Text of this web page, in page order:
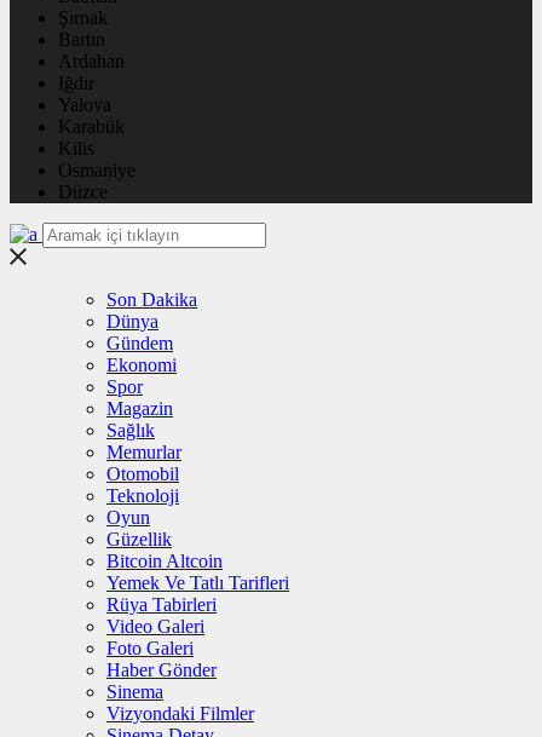
Şırnak
Bartın
Ardahan
Iğdır
Yalova
Karabük
Kilis
Osmaniye
Düzce
Son Dakika
Dünya
Gündem
Ekonomi
Spor
Magazin
Sağlık
Memurlar
Otomobil
Teknoloji
Oyun
Güzellik
Bitcoin Altcoin
Yemek Ve Tatlı Tarifleri
Rüya Tabirleri
Video Galeri
Foto Galeri
Haber Gönder
Sinema
Vizyondaki Filmler